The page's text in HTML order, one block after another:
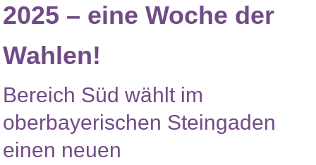
2025 – eine Woche der
Wahlen!
Bereich Süd wählt im
oberbayerischen Steingaden
einen neuen